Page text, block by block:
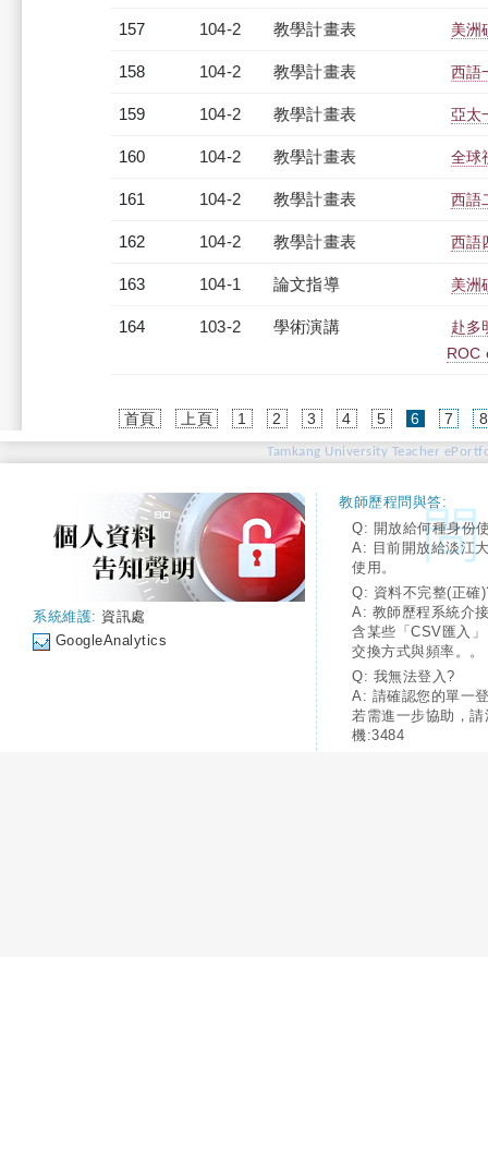
157 104-2 教學計畫表 美洲
158 104-2 教學計畫表 西語
159 104-2 教學計畫表 亞太
160 104-2 教學計畫表 全球
161 104-2 教學計畫表 西語
162 104-2 教學計畫表 西語
163 104-1 論文指導 美洲
164 103-2 學術演講
赴多
ROC
首頁 上頁 1 2 3 4 5 6(current)
7 8
Tamkang University Teacher
系統維護: 資訊處
GoogleAnalytics
教師歷程問與答:
Q: 開放給何種身份
A: 目前開放給淡江
使用。
Q: 資料不完整(正確
A: 教師歷程系統介
含某些「CSV匯入
交換方式與頻率。。
Q: 我無法登入?
A: 請確認您的單一
若需進一步協助，
機:3484